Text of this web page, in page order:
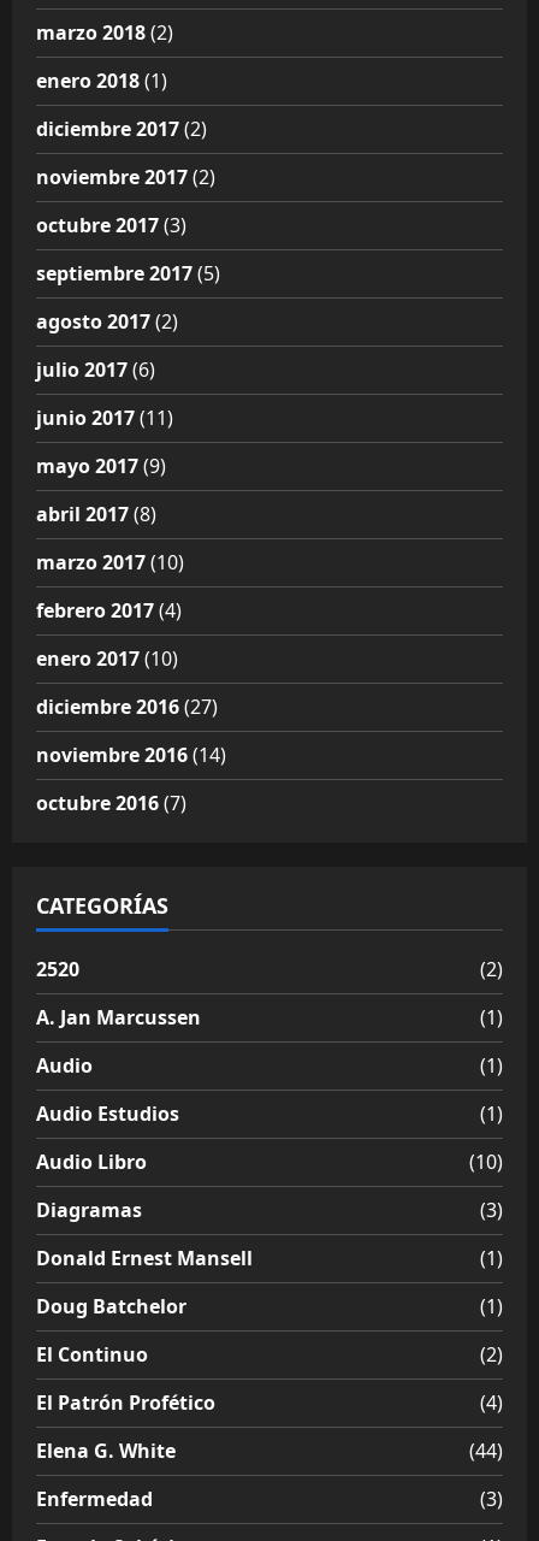
marzo 2018(2)
enero 2018(1)
diciembre 2017(2)
noviembre 2017(2)
octubre 2017(3)
septiembre 2017(5)
agosto 2017(2)
julio 2017(6)
junio 2017(11)
mayo 2017(9)
abril 2017(8)
marzo 2017(10)
febrero 2017(4)
enero 2017(10)
diciembre 2016(27)
noviembre 2016(14)
octubre 2016(7)
CATEGORÍAS
2520
(2)
A. Jan Marcussen
(1)
Audio
(1)
Audio Estudios
(1)
Audio Libro
(10)
Diagramas
(3)
Donald Ernest Mansell
(1)
Doug Batchelor
(1)
El Continuo
(2)
El Patrón Profético
(4)
Elena G. White
(44)
Enfermedad
(3)